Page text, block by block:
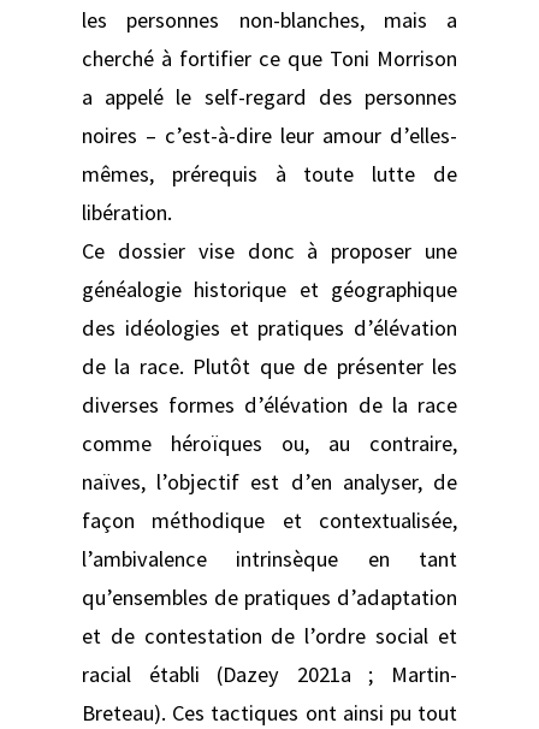
les personnes non-blanches, mais a
cherché à fortifier ce que Toni Morrison
a appelé le self-regard des personnes
noires – c’est-à-dire leur amour d’elles-
mêmes, prérequis à toute lutte de
libération.
Ce dossier vise donc à proposer une
généalogie historique et géographique
des idéologies et pratiques d’élévation
de la race. Plutôt que de présenter les
diverses formes d’élévation de la race
comme héroïques ou, au contraire,
naïves, l’objectif est d’en analyser, de
façon méthodique et contextualisée,
l’ambivalence intrinsèque en tant
qu’ensembles de pratiques d’adaptation
et de contestation de l’ordre social et
racial établi (Dazey 2021a ; Martin-
Breteau). Ces tactiques ont ainsi pu tout